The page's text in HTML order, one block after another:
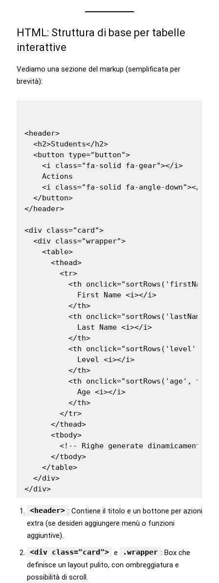
HTML: Struttura di base per tabelle
interattive
Vediamo una sezione del markup (semplificata per
brevità):
<header>
  <h2>Students</h2>
  <button type="button">
    <i class="fa-solid fa-gear"></i>
    Actions
    <i class="fa-solid fa-angle-down"></i>
  </button>
</header>
<div class="card">
  <div class="wrapper">
    <table>
      <thead>
        <tr>
<th
            First Name <i></i>
          </th>
<th onclick="sortRows('lastName',
            Last Name <i></i>
          </th>
<th onclick="sortRows('level',
            Level <i></i>
          </th>
<th onclick="sortRows('age',
            Age <i></i>
          </th>
        </tr>
      </thead>
      <tbody>
<!-- Righe generate dinamicamente
      </tbody>
    </table>
  </div>
<header> : Contiene il titolo e un bottone per azioni
extra (se desideri aggiungere menù o funzioni
aggiuntive).
<div class="card"> e .wrapper : Box che
definisce un layout pulito, con ombreggiatura e
possibilità di scroll.